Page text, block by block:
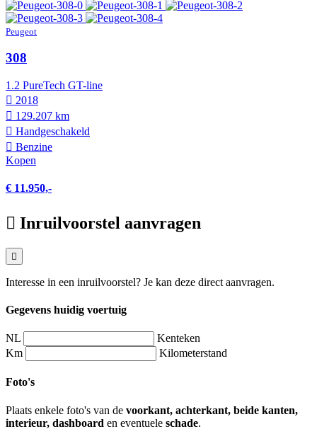
Peugeot
308
1.2 PureTech GT-line
2018
129.207 km
Hand­geschakeld
Benzine
Kopen
€ 11.950,-
Inruilvoorstel aanvragen
Interesse in een inruilvoorstel? Je kan deze direct aanvragen.
Gegevens huidig voertuig
NL
Kenteken
Km
Kilometerstand
Foto's
Plaats enkele foto's van de voorkant, achterkant, beide kanten,
interieur, dashboard en eventuele schade.